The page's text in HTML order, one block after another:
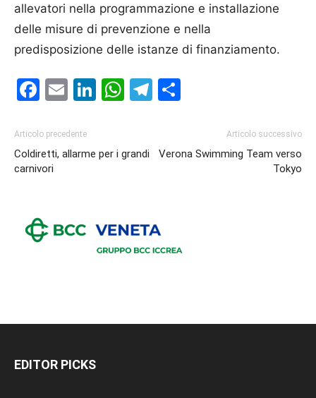
allevatori nella programmazione e installazione
delle misure di prevenzione e nella
predisposizione delle istanze di finanziamento.
Facebook
EmailLinkedIn
WhatsApp
Telegram
Articolo precedente
Coldiretti, allarme per i grandi
carnivori
Articolo successivo
Verona Swimming Team verso
Tokyo
EDITOR PICKS